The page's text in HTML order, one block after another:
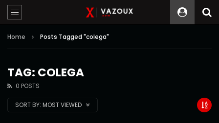
Home Posts Tagged "colega"
TAG: COLEGA
0 POSTS
SORT BY: MOST VIEWED